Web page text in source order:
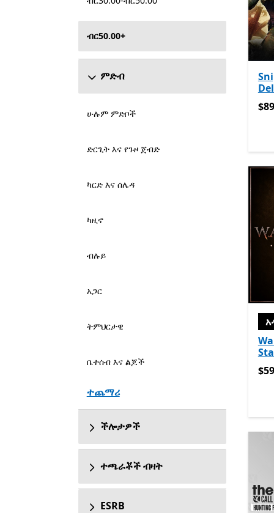
ብር50.00+
ምድብ
ሁሉም ምድቦች
ድርጊት እና የጉዞ ጀብድ
ካርድ እና ሰሌዳ
ካዚኖ
ብሉይ
አጋር
ትምህርታዊ
ቤተሰብ እና ልጆች
ተጨማሪ
ችሎታዎች
ተጫራቾች ብዛት
ESRB